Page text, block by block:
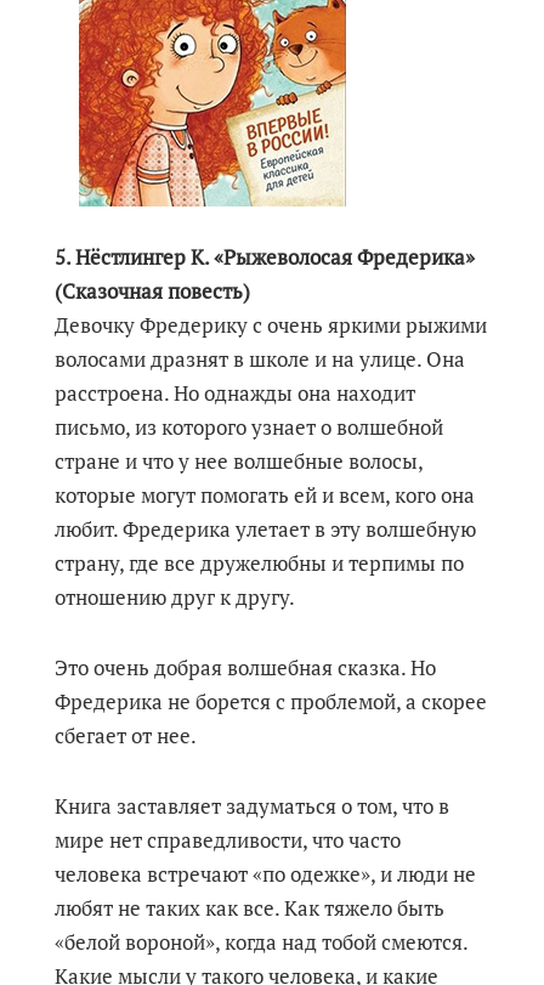
5. Нёстлингер К. «Рыжеволосая Фредерика»
(Сказочная повесть)
Девочку Фредерику с очень яркими рыжими
волосами дразнят в школе и на улице. Она
расстроена. Но однажды она находит
письмо, из которого узнает о волшебной
стране и что у нее волшебные волосы,
которые могут помогать ей и всем, кого она
любит. Фредерика улетает в эту волшебную
страну, где все дружелюбны и терпимы по
отношению друг к другу.
Это очень добрая волшебная сказка. Но
Фредерика не борется с проблемой, а скорее
сбегает от нее.
Книга заставляет задуматься о том, что в
мире нет справедливости, что часто
человека встречают «по одежке», и люди не
любят не таких как все. Как тяжело быть
«белой вороной», когда над тобой смеются.
Какие мысли у такого человека, и какие